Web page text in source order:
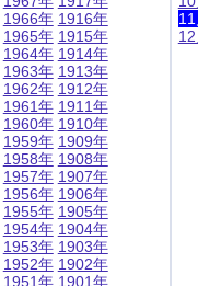
1966年
1965年
1964年
1963年
1962年
1961年
1960年
1959年
1958年
1957年
1956年
1955年
1954年
1953年
1952年
1951年
1916年
1915年
1914年
1913年
1912年
1911年
1910年
1909年
1908年
1907年
1906年
1905年
1904年
1903年
1902年
1901年